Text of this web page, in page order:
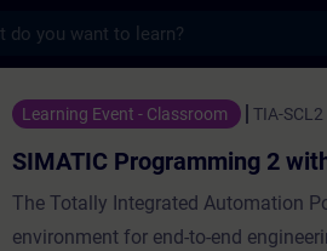
2 with SCL
Learning Event - Classroom TIA-SCL2
SIMATIC Programming 2
The Totally Integrated Automation
environment for end-to-end